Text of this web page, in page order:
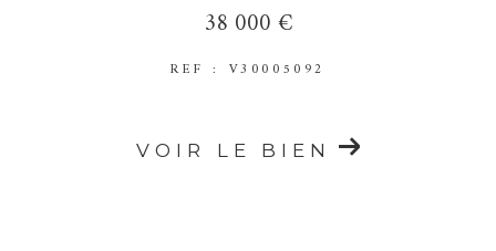
38 000 €
REF : V30005092
VOIR LE BIEN